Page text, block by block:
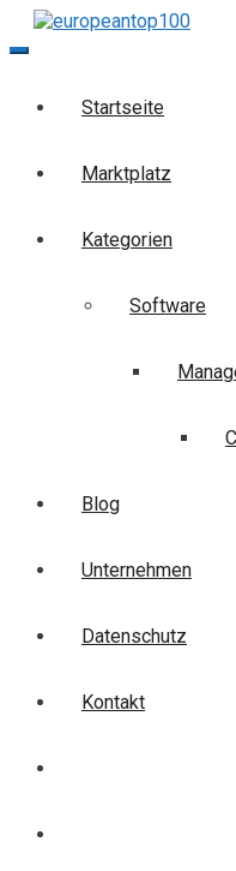
Skip
to
Startseite
Marktplatz
Kategorien
Software
Blog
Unternehmen
Datenschutz
Kontakt